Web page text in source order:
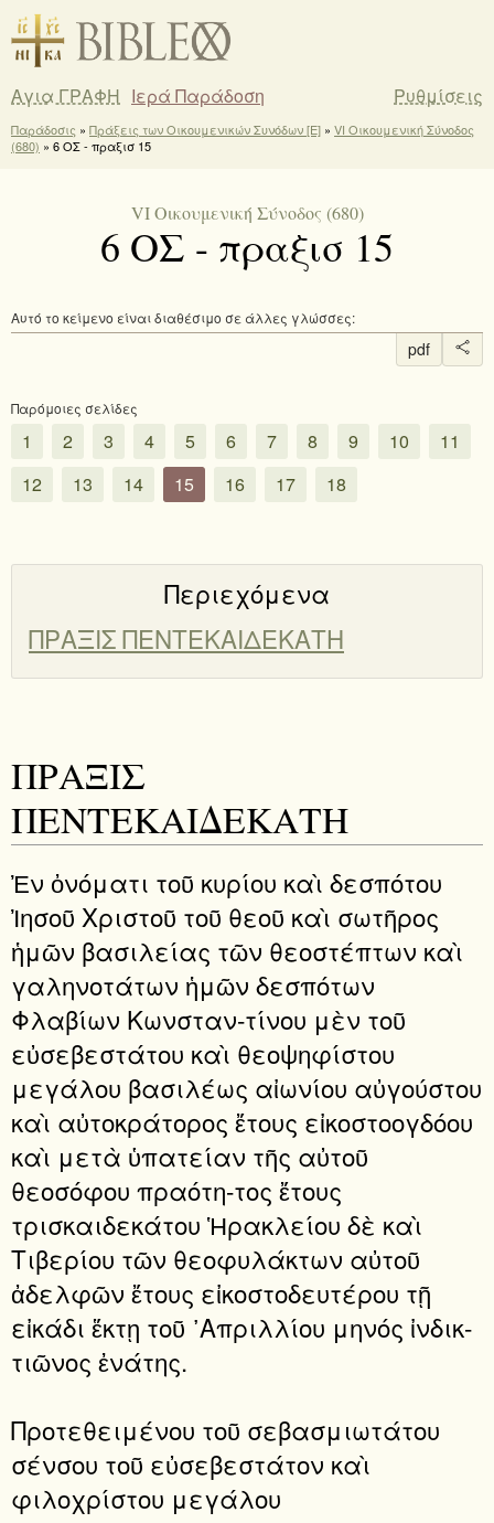
Αγια ΓΡΑΦΗ Ιερά Παράδοση Ρυθμίσεις
Παράδοσις » Πράξεις των Οικουμενικών Συνόδων [E] » VI Οικουμενική Σύνοδος
(680) » 6 ΟΣ - πραξισ 15
VI Οικουμενική Σύνοδος (680)
6 ΟΣ - πραξισ 15
Αυτό το κείμενο είναι διαθέσιμο σε άλλες γλώσσες:
pdf
Παρόμοιες σελίδες
1 2 3 4 5 6 7 8 9 10
11
12
13 14 15 16 17 18
Περιεχόμενα
ΠΡΑΞΙΣ ΠΕΝΤΕΚΑΙΔΕΚΑΤΗ
ΠΡΑΞΙΣ
ΠΕΝΤΕΚΑΙΔΕΚΑΤΗ
Ἐν ὀνόματι τοῦ κυρίου καὶ δεσπότου
Ἰησοῦ Χριστοῦ τοῦ θεοῦ καὶ σωτῆρος
ἡμῶν βασιλείας τῶν θεοστέπτων καὶ
γαληνοτάτων ἡμῶν δεσπότων
Φλαβίων Κωνσταν-τίνου μὲν τοῦ
εὐσεβεστάτου καὶ θεοψηφίστου
μεγάλου βασιλέως αἰωνίου αὐγούστου
καὶ αὐτοκράτορος ἔτους εἰκοστοογδόου
καὶ μετὰ ὑπατείαν τῆς αὐτοῦ
θεοσόφου πραότη-τος ἔτους
τρισκαιδεκάτου Ἡρακλείου δὲ καὶ
Τιβερίου τῶν θεοφυλάκτων αὐτοῦ
ἀδελφῶν ἔτους εἰκοστοδευτέρου τῇ
εἰκάδι ἕκτῃ τοῦ ᾿Απριλλίου μηνός ἰνδικ-
τιῶνος ἐνάτης.
Προτεθειμένου τοῦ σεβασμιωτάτου
σένσου τοῦ εὐσεβεστάτον καὶ
φιλοχρίστου μεγάλου